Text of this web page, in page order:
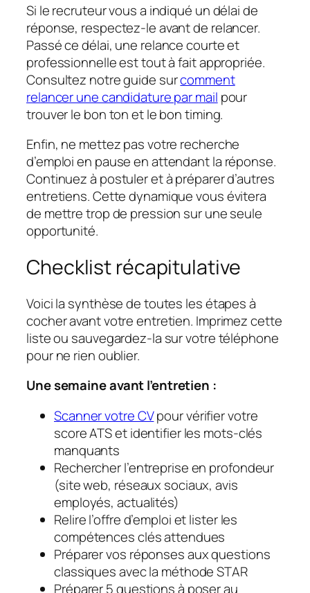
Si le recruteur vous a indiqué un délai de
réponse, respectez-le avant de relancer.
Passé ce délai, une relance courte et
professionnelle est tout à fait appropriée.
Consultez notre guide surcomment
relancer une candidature par mail pour
trouver le bon ton et le bon timing.
Enfin, ne mettez pas votre recherche
d’emploi en pause en attendant la réponse.
Continuez à postuler et à préparer d’autres
entretiens. Cette dynamique vous évitera
de mettre trop de pression sur une seule
opportunité.
Checklist récapitulative
Voici la synthèse de toutes les étapes à
cocher avant votre entretien. Imprimez cette
liste ou sauvegardez-la sur votre téléphone
pour ne rien oublier.
Une semaine avant l’entretien :
Scanner votre CVpour vérifier votre
score ATS et identifier les mots-clés
manquants
Rechercher l’entreprise en profondeur
(site web, réseaux sociaux, avis
employés, actualités)
Relire l’offre d’emploi et lister les
compétences clés attendues
Préparer vos réponses aux questions
classiques avec la méthode STAR
Préparer 5 questions à poser au